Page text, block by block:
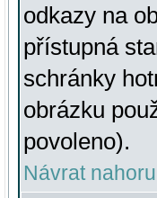
odkazy na
přístupná
schránky
obrázku
povoleno).
Návrat nahoru